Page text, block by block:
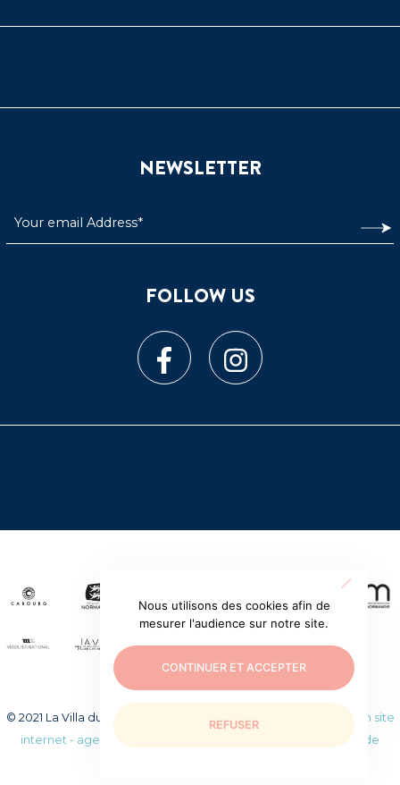
NEWSLETTER
FOLLOW US
© 2021 La Villa du temps retrouvé. Tous droits réservés.
Création site
internet - agence web WEEZY
Politique de
Nous utilisons des cookies afin de
mesurer l'audience sur notre site.
CONTINUER ET ACCEPTER
REFUSER